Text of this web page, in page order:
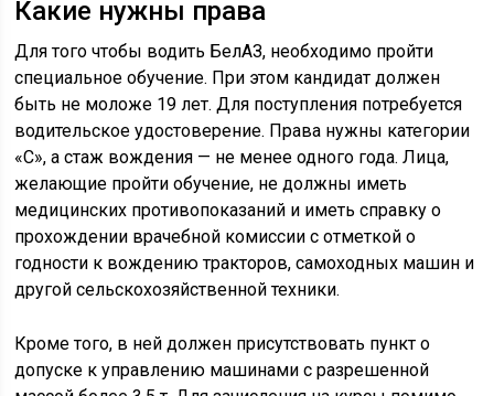
Какие нужны права
Для того чтобы водить БелАЗ, необходимо пройти
специальное обучение. При этом кандидат должен
быть не моложе 19 лет. Для поступления потребуется
водительское удостоверение. Права нужны категории
«С», а стаж вождения — не менее одного года. Лица,
желающие пройти обучение, не должны иметь
медицинских противопоказаний и иметь справку о
прохождении врачебной комиссии с отметкой о
годности к вождению тракторов, самоходных машин и
другой сельскохозяйственной техники.
Кроме того, в ней должен присутствовать пункт о
допуске к управлению машинами с разрешенной